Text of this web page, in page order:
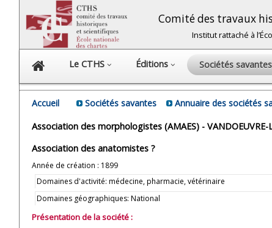
Comité des travaux
Institut rattaché à
Le CTHS Éditions Sociétés savantes
Accueil Sociétés savantes Annuaire des sociétés
Association des morphologistes (AMAES) - VANDOEUVRE-
Association des anatomistes ?
Année de création : 1899
Domaines d'activité: médecine, pharmacie, vétérinaire
Domaines géographiques: National
Présentation de la société :